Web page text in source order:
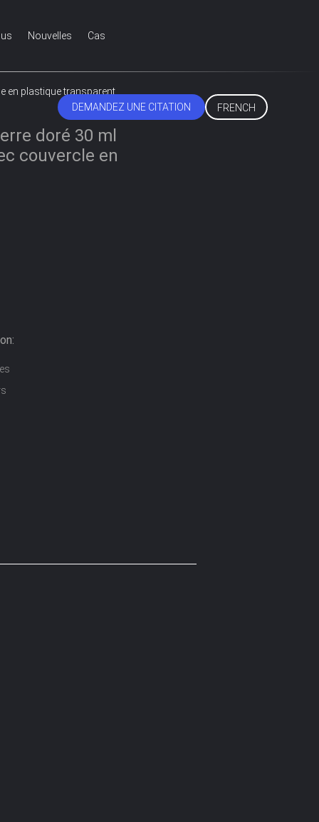
Nouvelles Cas
DEMANDEZ UNE CITATION FRENCH
en plastique transparent
doré 30 ml
couvercle en